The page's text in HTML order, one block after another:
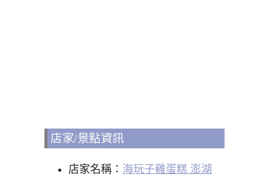
店家/景點資訊
店家名稱： 海玩子雞蛋糕 澎湖